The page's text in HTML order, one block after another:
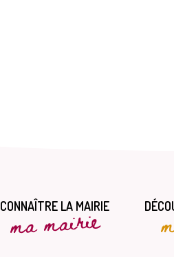
CONNAÎTRE LA MAIRIE
ma mairie